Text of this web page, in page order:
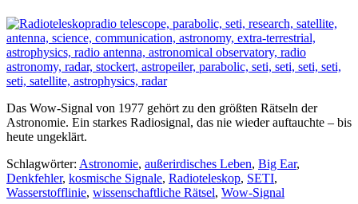
Das Wow-Signal von 1977 gehört zu den größten Rätseln der
Astronomie. Ein starkes Radiosignal, das nie wieder auftauchte – bis
heute ungeklärt.
Schlagwörter: Astronomie, außerirdisches Leben, Big Ear,
Denkfehler, kosmische Signale, Radioteleskop, SETI,
Wasserstofflinie, wissenschaftliche Rätsel, Wow-Signal